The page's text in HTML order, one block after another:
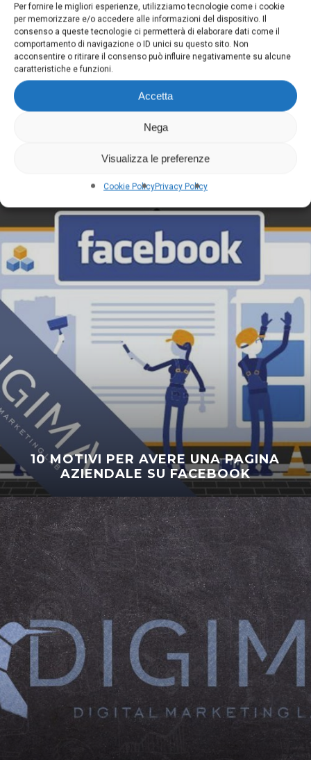
Per fornire le migliori esperienze, utilizziamo tecnologie come i cookie
per memorizzare e/o accedere alle informazioni del dispositivo. Il
consenso a queste tecnologie ci permetterà di elaborare dati come il
comportamento di navigazione o ID unici su questo sito. Non
acconsentire o ritirare il consenso può influire negativamente su alcune
caratteristiche e funzioni.
Accetta
Nega
Visualizza le preferenze
Cookie PolicyPrivacy Policy
IMPRESE
10 MOTIVI PER AVERE UNA PAGINA
AZIENDALE SU FACEBOOK